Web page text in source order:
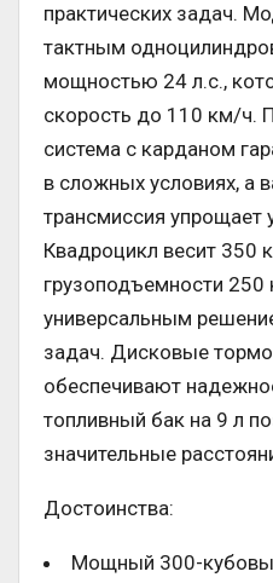
практических задач.
тактным
мощностью 24 л.с.,
скорость до 110 км/ч.
система с карданом
в сложных условиях, а
трансмиссия упрощает
Квадроцикл весит 350
грузоподъемности 250
универсальным
задач. Дисковые
обеспечивают
топливный бак на 9 л
значительные
Достоинства:
Мощный 300-